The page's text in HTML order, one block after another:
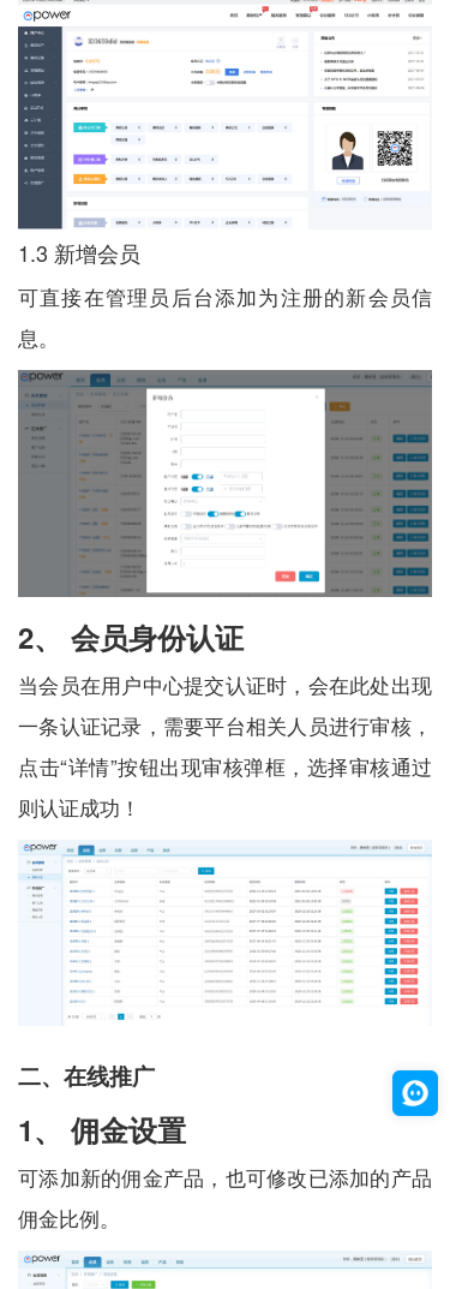
1.3 新增会员
可直接在管理员后台添加为注册的新会员信
息。
2、 会员身份认证
当会员在用户中心提交认证时，会在此处出现
一条认证记录，需要平台相关人员进行审核，
点击“详情”按钮出现审核弹框，选择审核通过
则认证成功！
二、在线推广
1、 佣金设置
可添加新的佣金产品，也可修改已添加的产品
佣金比例。